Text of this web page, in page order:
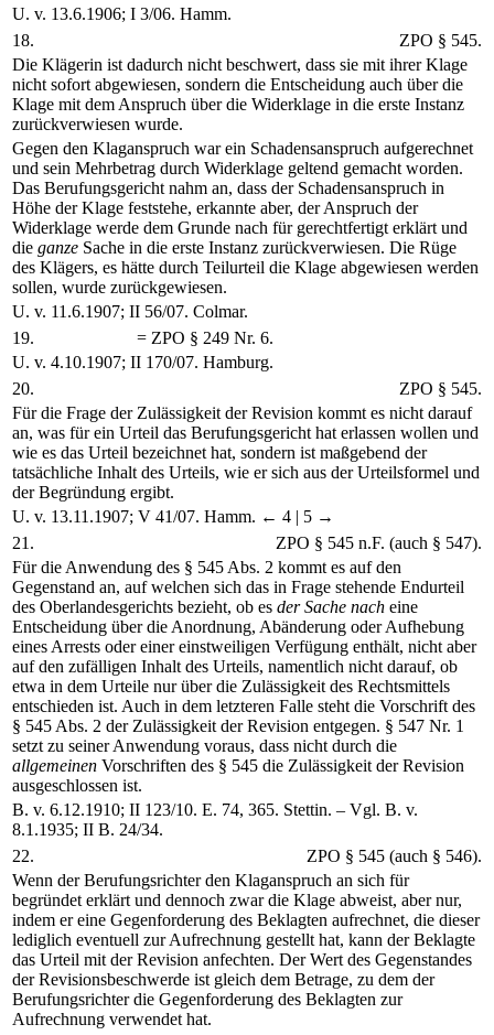
U. v. 13.6.1906; I 3/06. Hamm.
18.
ZPO § 545.
Die Klägerin ist dadurch nicht beschwert, dass sie mit ihrer Klage
nicht sofort abgewiesen, sondern die Entscheidung auch über die
Klage mit dem Anspruch über die Widerklage in die erste Instanz
zurückverwiesen wurde.
Gegen den Klaganspruch war ein Schadensanspruch aufgerechnet
und sein Mehrbetrag durch Widerklage geltend gemacht worden.
Das Berufungsgericht nahm an, dass der Schadensanspruch in
Höhe der Klage feststehe, erkannte aber, der Anspruch der
Widerklage werde dem Grunde nach für gerechtfertigt erklärt und
die ganze Sache in die erste Instanz zurückverwiesen. Die Rüge
des Klägers, es hätte durch Teilurteil die Klage abgewiesen werden
sollen, wurde zurückgewiesen.
U. v. 11.6.1907; II 56/07. Colmar.
19.
= ZPO § 249 Nr. 6.
U. v. 4.10.1907; II 170/07. Hamburg.
20.
ZPO § 545.
Für die Frage der Zulässigkeit der Revision kommt es nicht darauf
an, was für ein Urteil das Berufungsgericht hat erlassen wollen und
wie es das Urteil bezeichnet hat, sondern ist maßgebend der
tatsächliche Inhalt des Urteils, wie er sich aus der Urteilsformel und
der Begründung ergibt.
U. v. 13.11.1907; V 41/07. Hamm. ← 4 | 5 →
21.
ZPO § 545 n.F. (auch § 547).
Für die Anwendung des § 545 Abs. 2 kommt es auf den
Gegenstand an, auf welchen sich das in Frage stehende Endurteil
des Oberlandesgerichts bezieht, ob es der Sache nach eine
Entscheidung über die Anordnung, Abänderung oder Aufhebung
eines Arrests oder einer einstweiligen Verfügung enthält, nicht aber
auf den zufälligen Inhalt des Urteils, namentlich nicht darauf, ob
etwa in dem Urteile nur über die Zulässigkeit des Rechtsmittels
entschieden ist. Auch in dem letzteren Falle steht die Vorschrift des
§ 545 Abs. 2 der Zulässigkeit der Revision entgegen. § 547 Nr. 1
setzt zu seiner Anwendung voraus, dass nicht durch die
allgemeinen Vorschriften des § 545 die Zulässigkeit der Revision
ausgeschlossen ist.
B. v. 6.12.1910; II 123/10. E. 74, 365. Stettin. – Vgl. B. v.
8.1.1935; II B. 24/34.
22.
ZPO § 545 (auch § 546).
Wenn der Berufungsrichter den Klaganspruch an sich für
begründet erklärt und dennoch zwar die Klage abweist, aber nur,
indem er eine Gegenforderung des Beklagten aufrechnet, die dieser
lediglich eventuell zur Aufrechnung gestellt hat, kann der Beklagte
das Urteil mit der Revision anfechten. Der Wert des Gegenstandes
der Revisionsbeschwerde ist gleich dem Betrage, zu dem der
Berufungsrichter die Gegenforderung des Beklagten zur
Aufrechnung verwendet hat.